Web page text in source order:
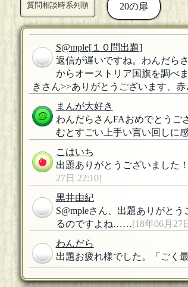
質問相談時系列順 20の扉
S@mple[１０問出題]
返信が遅いですね。わんだら
からオーストリア国旗を調
きさん>>ありがとうございます、
まんが大好き
わんだらさんFAおめでとうご
むとすごい上手い言い回しに
こはいち
出題ありがとうございました
27日 22:10]
黒井由紀
S@mpleさん、出題ありがと
るのですよね……[18年06月27
わんだら
出題お疲れ様でした。「ごく
S@mple[１０問出題]